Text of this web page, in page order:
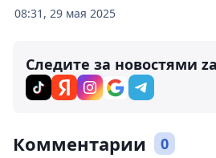
08:31, 29 мая 2025
Следите за новостями
Комментарии 0